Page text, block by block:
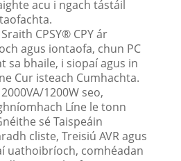
acu i ngach tástáil
CPSY® CPY ár
agus iontaofa, chun PC
sa bhaile, i siopaí agus in
Cur isteach Cumhachta.
1200W seo,
Líne le tonn
sé Taispeáin
cliste, Treisiú AVR agus
uathoibríoch, comhéadan